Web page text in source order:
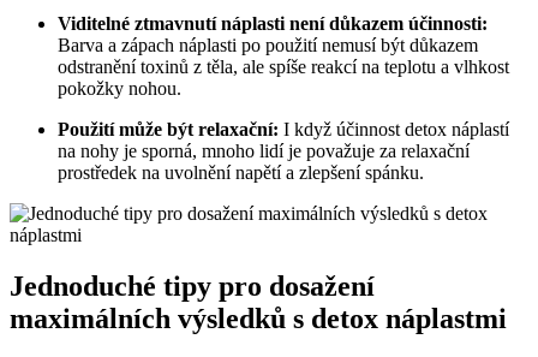
Viditelné ztmavnutí náplasti není důkazem účinnosti:
Barva a‍ zápach náplasti po použití nemusí být důkazem
odstranění toxinů z těla, ale spíše reakcí na teplotu a⁢ vlhkost
pokožky nohou.
Použití ‌může být relaxační: I když účinnost detox náplastí
na nohy je sporná, mnoho lidí je považuje za relaxační
prostředek na uvolnění napětí a zlepšení spánku.
Jednoduché tipy pro dosažení
maximálních výsledků s detox náplastmi